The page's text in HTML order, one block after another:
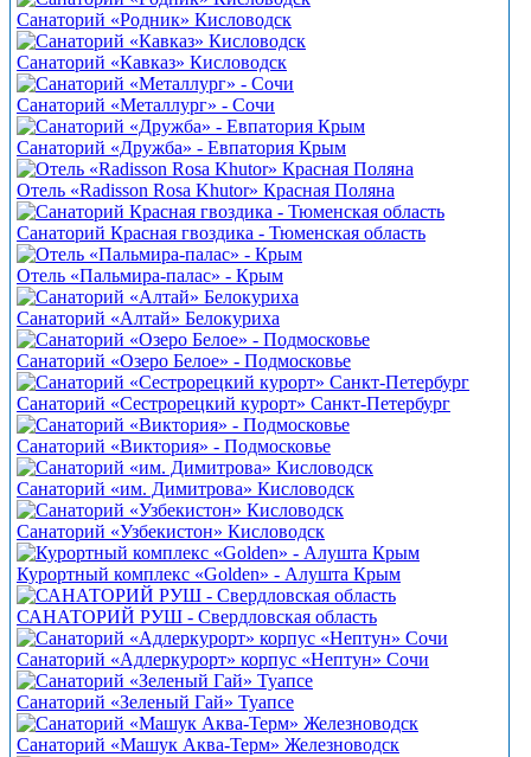
Санаторий «Родник» Кисловодск
Санаторий «Кавказ» Кисловодск
Санаторий «Металлург» - Сочи
Санаторий «Дружба» - Евпатория Крым
Отель «Radisson Rosa Khutor» Красная Поляна
Санаторий Красная гвоздика - Тюменская область
Отель «Пальмира-палас» - Крым
Санаторий «Алтай» Белокуриха
Санаторий «Озеро Белое» - Подмосковье
Санаторий «Сестрорецкий курорт» Санкт-Петербург
Санаторий «Виктория» - Подмосковье
Санаторий «им. Димитрова» Кисловодск
Санаторий «Узбекистон» Кисловодск
Курортный комплекс «Golden» - Алушта Крым
САНАТОРИЙ РУШ - Свердловская область
Санаторий «Адлеркурорт» корпус «Нептун» Сочи
Санаторий «Зеленый Гай» Туапсе
Санаторий «Машук Аква-Терм» Железноводск